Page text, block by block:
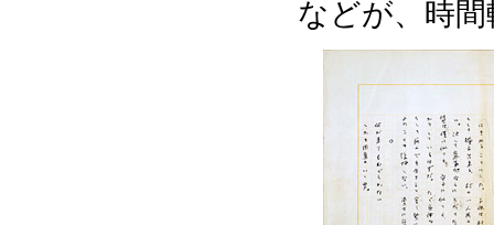
などが、時